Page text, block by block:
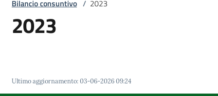
Amministrazione
Menu selezionato
Bilancio consuntivo / 2023
2023
Ultimo aggiornamento:03-06-2026 09:24